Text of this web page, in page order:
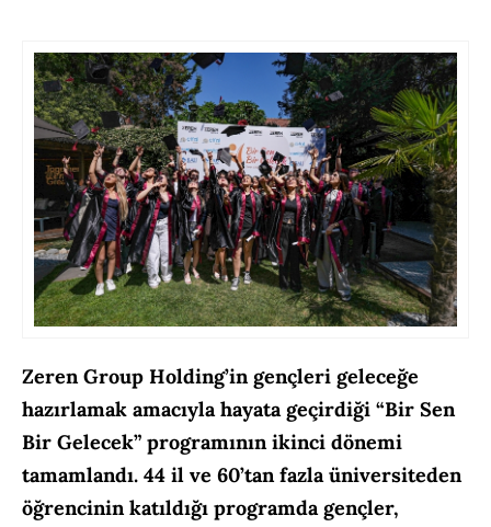
Zeren Group Holding’in gençleri geleceğe
hazırlamak amacıyla hayata geçirdiği “Bir Sen
Bir Gelecek” programının ikinci dönemi
tamamlandı. 44 il ve 60’tan fazla üniversiteden
öğrencinin katıldığı programda gençler,